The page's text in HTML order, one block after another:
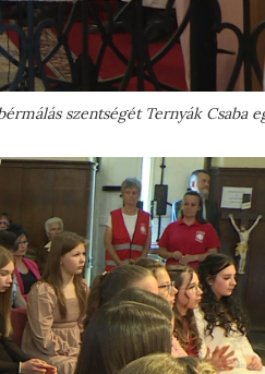
szentségét Ternyák Csaba